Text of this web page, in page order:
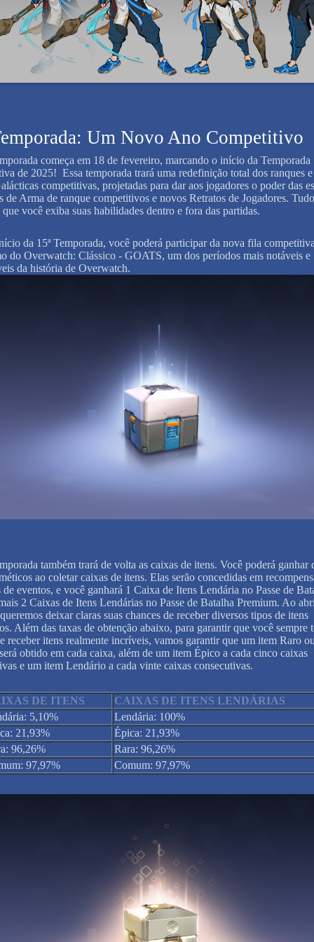
Um Novo Ano Competitivo
começa em 18 de fevereiro, marcando o início da Temporada
de 2025! Essa temporada trará uma redefinição total dos ranques
competitivas, projetadas para dar aos jogadores o poder das
de Arma de ranque competitivos e novos Retratos de Jogadores.
você exiba suas habilidades dentro e fora das partidas.
da 15ª Temporada, você poderá participar da nova fila
do Overwatch: Clássico - GOATS, um dos períodos mais notáveis e
da história de Overwatch.
também trará de volta as caixas de itens. Você poderá ganhar
ao coletar caixas de itens. Elas serão concedidas em
de eventos, e você ganhará 1 Caixa de Itens Lendária no Passe de
2 Caixas de Itens Lendárias no Passe de Batalha Premium. Ao
deixar claras suas chances de receber diversos tipos de itens
Além das taxas de obtenção abaixo, para garantir que você sempre
receber itens realmente incríveis, vamos garantir que um item Raro
obtido em cada caixa, além de um item Épico a cada cinco caixas
e um item Lendário a cada vinte caixas consecutivas.
DE ITENS
CAIXAS DE ITENS LENDÁRIAS
5,10%
Lendária: 100%
21,93%
Épica: 21,93%
96,26%
Rara: 96,26%
97,97%
Comum: 97,97%